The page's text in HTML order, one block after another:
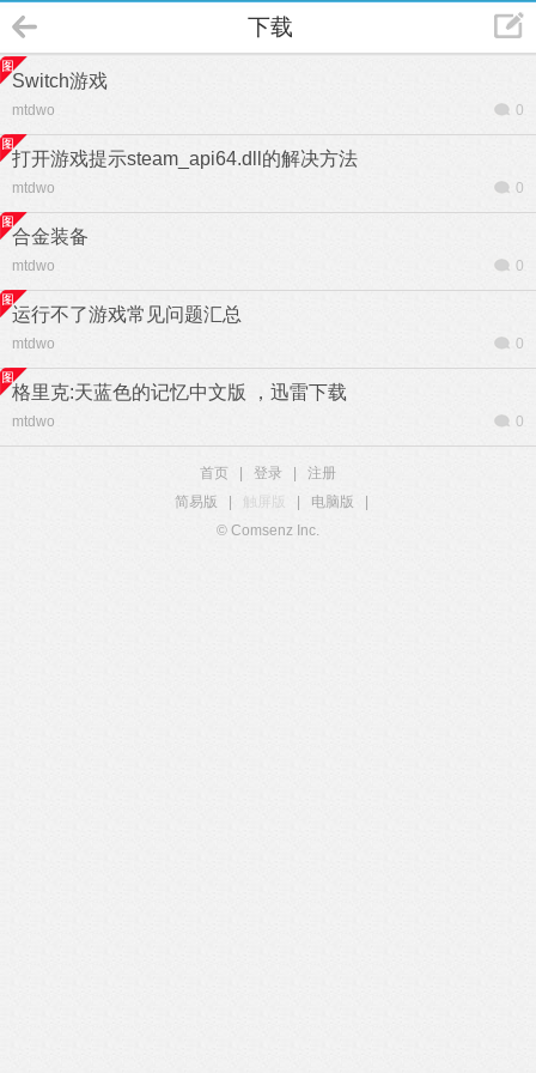
下载
Switch游戏
mtdwo 0
打开游戏提示steam_api64.dll的解决方法
mtdwo 0
合金装备
mtdwo 0
运行不了游戏常见问题汇总
mtdwo 0
格里克:天蓝色的记忆中文版 ，迅雷下载
mtdwo 0
首页 登录
注册
简易版
触屏版 电脑版
© Comsenz Inc.